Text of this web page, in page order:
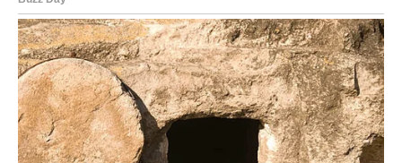
Umak
Pomiješajte grčki jogurt, majonezu, svježe nasjeckani
peršin, mljeveni češnjak i prstohvat soli u maloj posudi.
Ovaj divan umak donosi revitalizirajući okus koji
besprijekorno nadopunjuje ukusnu, gnjecavu pitu od